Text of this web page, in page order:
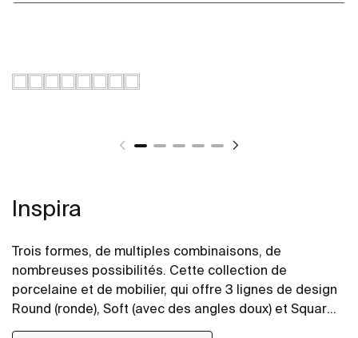
Inspira
Trois formes, de multiples combinaisons, de
nombreuses possibilités. Cette collection de
porcelaine et de mobilier, qui offre 3 lignes de design
Round (ronde), Soft (avec des angles doux) et Square